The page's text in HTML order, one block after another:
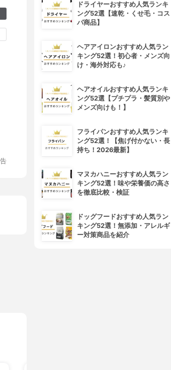
ドライヤーおすすめ人気ランキ
ング52選【速乾・くせ毛・コス
パ商品】
ヘアアイロンおすすめ人気ラン
キング52選！初心者・メンズ向
け・海外対応も♪
ヘアオイルおすすめ人気ランキ
ング52選【プチプラ・髪質別や
メンズ向けも！】
フライパンおすすめ人気ランキ
ング52選！【焦げ付かない・長
持ち！2026最新】
マヌカハニーおすすめ人気ラン
キング52選！味や栄養価の高さ
を徹底比較・検証
ドッグフードおすすめ人気ラン
キング52選！無添加・アレルギ
ー対策商品を紹介